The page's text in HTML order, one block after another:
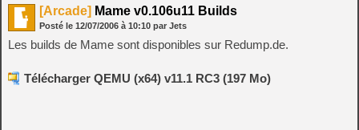
[Arcade] Mame v0.106u11 Builds
Posté le 12/07/2006 à 10:10 par Jets
Les builds de Mame sont disponibles sur Redump.de.
Télécharger QEMU (x64) v11.1 RC3 (197 Mo)